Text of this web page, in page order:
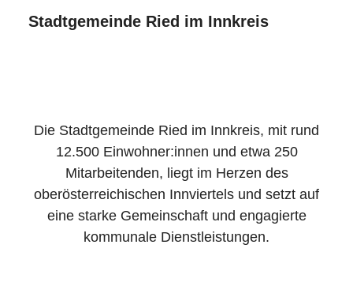
Stadtgemeinde Ried im Innkreis
Die Stadtgemeinde Ried im Innkreis, mit rund
12.500 Einwohner:innen und etwa 250
Mitarbeitenden, liegt im Herzen des
oberösterreichischen Innviertels und setzt auf
eine starke Gemeinschaft und engagierte
kommunale Dienstleistungen.